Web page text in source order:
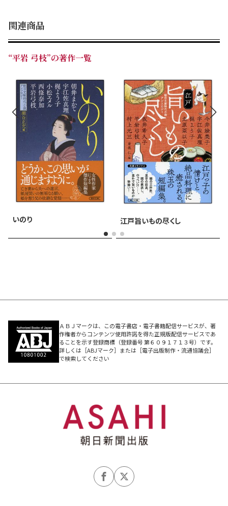
関連商品
“平岩 弓枝”の著作一覧
いのり 江戸旨いもの尽くし
ＡＢＪマークは、この電子書店・電子書籍配信サービスが、著
作権者からコンテンツ使用許諾を得た正規版配信サービスであ
ることを示す登録商標（登録番号 第６０９１７１３号）です。
詳しくは［ABJマーク］または［電子出版制作・流通協議会］
で検索してください